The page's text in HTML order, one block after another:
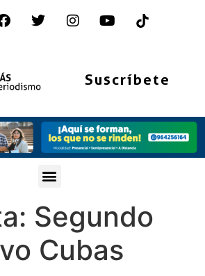
Suscríbete
Segundo
Cubas